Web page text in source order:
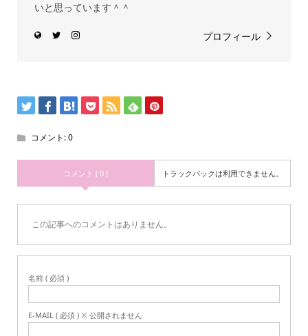
いと思っています＾＾
プロフィール
コメント:0
コメント ( 0 ) トラックバックは利用できません。
この記事へのコメントはありません。
名前 ( 必須 )
E-MAIL ( 必須 ) ※ 公開されません